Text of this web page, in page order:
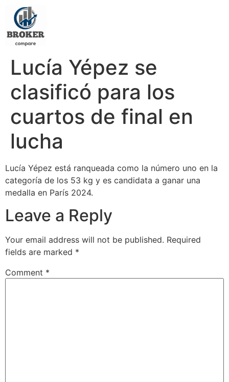
Lucía Yépez se
clasificó para los
cuartos de final en
lucha
Lucía Yépez está ranqueada como la número uno en la
categoría de los 53 kg y es candidata a ganar una
medalla en París 2024.
Leave a Reply
Your email address will not be published. Required
fields are marked *
Comment *